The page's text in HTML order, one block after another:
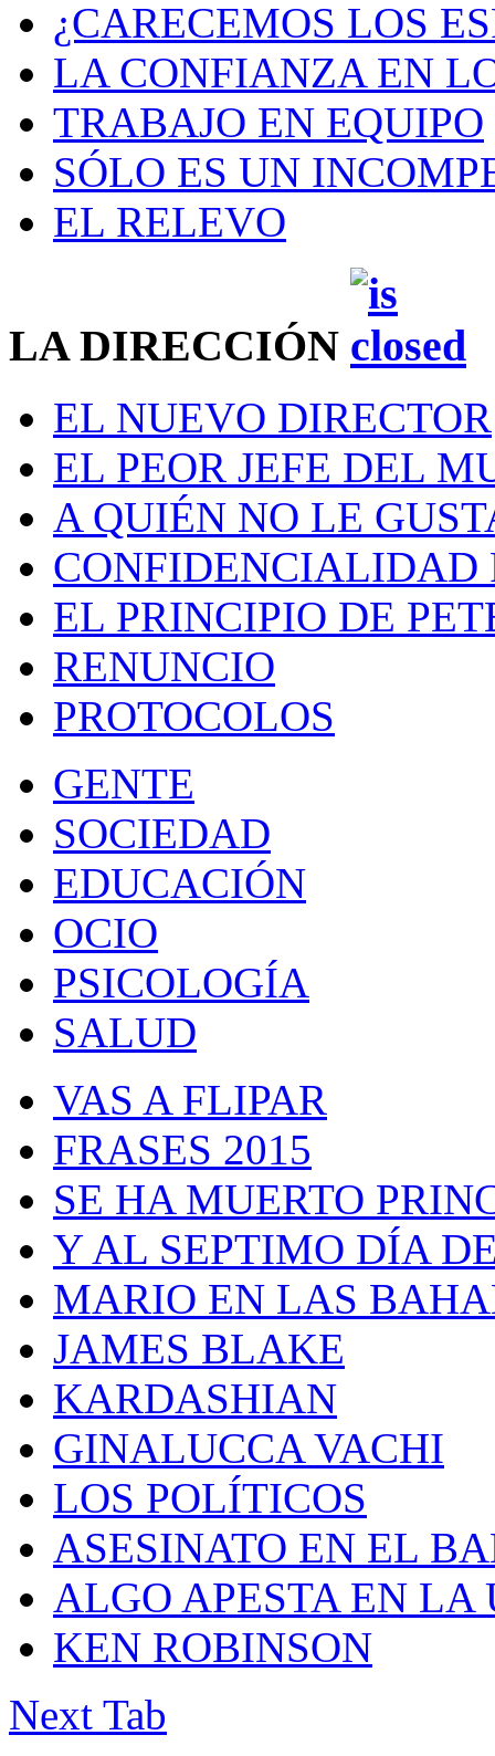
¿CARECEMOS LOS
LA CONFIANZA EN
TRABAJO EN EQUIPO
SÓLO ES UN
EL RELEVO
LA DIRECCIÓN
EL NUEVO DIRECTOR
EL PEOR JEFE DEL
A QUIÉN NO LE
CONFIDENCIALIDAD
EL PRINCIPIO DE
RENUNCIO
PROTOCOLOS
GENTE
SOCIEDAD
EDUCACIÓN
OCIO
PSICOLOGÍA
SALUD
VAS A FLIPAR
FRASES 2015
SE HA MUERTO
Y AL SEPTIMO DÍA
MARIO EN LAS
JAMES BLAKE
KARDASHIAN
GINALUCCA VACHI
LOS POLÍTICOS
ASESINATO EN EL
ALGO APESTA EN
KEN ROBINSON
Next Tab